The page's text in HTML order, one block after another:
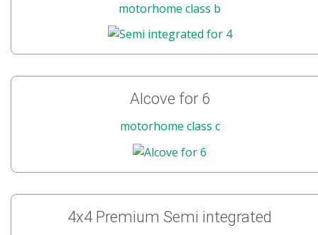
motorhome class b
Alcove for 6
motorhome class c
4x4 Premium Semi integrated